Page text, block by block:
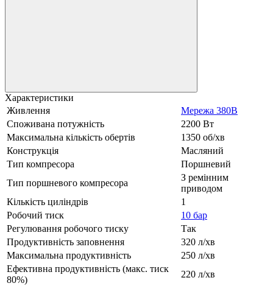
Характеристики
Живлення
Мережа 380В
Споживана потужність
2200 Вт
Максимальна кількість обертів
1350 об/хв
Конструкція
Масляний
Тип компресора
Поршневий
Тип поршневого компресора
З ремінним
приводом
Кількість циліндрів
1
Робочий тиск
10 бар
Регулювання робочого тиску
Так
Продуктивність заповнення
320 л/хв
Максимальна продуктивність
250 л/хв
Ефективна продуктивність (макс. тиск
80%)
220 л/хв